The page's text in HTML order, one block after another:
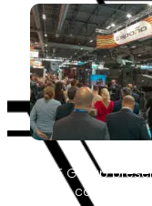
EM&E Group
nueva